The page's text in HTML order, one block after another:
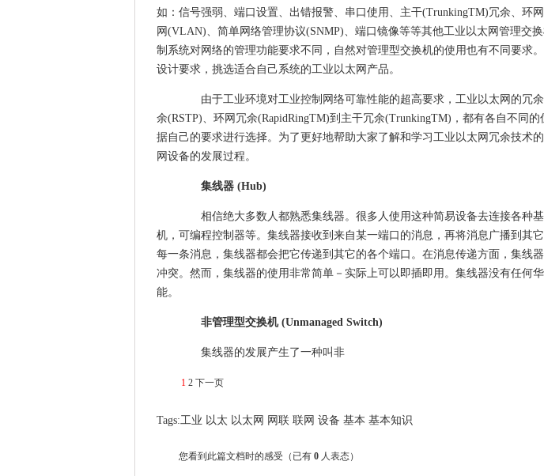
如：信号强弱、端口设置、出错报警、串口使用、主干(TrunkingTM)冗余、环
网(VLAN)、简单网络管理协议(SNMP)、端口镜像等等其他工业以太网管理交
制系统对网络的管理功能要求不同，自然对管理型交换机的使用也有不同要求
设计要求，挑选适合自己系统的工业以太网产品。
由于工业环境对工业控制网络可靠性能的超高要求，工业以太网的冗
余(RSTP)、环网冗余(RapidRingTM)到主干冗余(TrunkingTM)，都有各自不同
据自己的要求进行选择。为了更好地帮助大家了解和学习工业以太网冗余技术
网设备的发展过程。
集线器 (Hub)
相信绝大多数人都熟悉集线器。很多人使用这种简易设备去连接各种
机，可编程控制器等。集线器接收到来自某一端口的消息，再将消息广播到其
每一条消息，集线器都会把它传递到其它的各个端口。在消息传递方面，集线
冲突。然而，集线器的使用非常简单－实际上可以即插即用。集线器没有任何
能。
非管理型交换机 (Unmanaged Switch)
集线器的发展产生了一种叫非
1 2 下一页
Tags:工业 以太 以太网 网联 联网 设备 基本 基本知识
您看到此篇文档时的感受 （已有 0人表态）